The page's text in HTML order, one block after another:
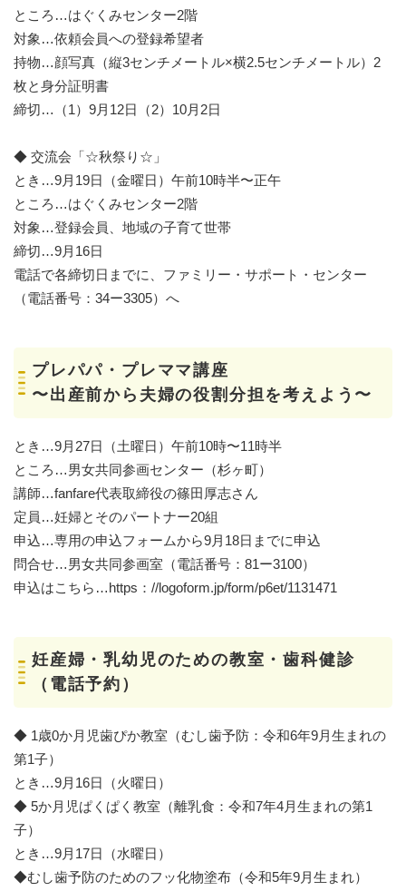
ところ…はぐくみセンター2階
対象…依頼会員への登録希望者
持物…顔写真（縦3センチメートル×横2.5センチメートル）2
枚と身分証明書
締切…（1）9月12日（2）10月2日
◆ 交流会「☆秋祭り☆」
とき…9月19日（金曜日）午前10時半〜正午
ところ…はぐくみセンター2階
対象…登録会員、地域の子育て世帯
締切…9月16日
電話で各締切日までに、ファミリー・サポート・センター
（電話番号：34ー3305）へ
プレパパ・プレママ講座
〜出産前から夫婦の役割分担を考えよう〜
とき…9月27日（土曜日）午前10時〜11時半
ところ…男女共同参画センター（杉ヶ町）
講師…fanfare代表取締役の篠田厚志さん
定員…妊婦とそのパートナー20組
申込…専用の申込フォームから9月18日までに申込
問合せ…男女共同参画室（電話番号：81ー3100）
申込はこちら…https：//logoform.jp/form/p6et/1131471
妊産婦・乳幼児のための教室・歯科健診
（電話予約）
◆ 1歳0か月児歯ぴか教室（むし歯予防：令和6年9月生まれの
第1子）
とき…9月16日（火曜日）
◆ 5か月児ぱくぱく教室（離乳食：令和7年4月生まれの第1
子）
とき…9月17日（水曜日）
◆むし歯予防のためのフッ化物塗布（令和5年9月生まれ）